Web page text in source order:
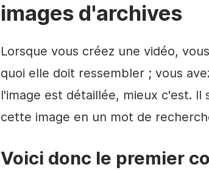
images d'archives
Lorsque vous créez une vidéo,
quoi elle doit ressembler ; vous
l'image est détaillée, mieux c'est.
cette image en un mot de
Voici donc le premier